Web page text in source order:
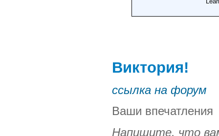
Виктория!
ссылка на форум
Ваши впечатления
Напишите, что